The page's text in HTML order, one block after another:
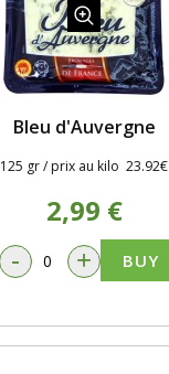
Bleu d'Auvergne
125 gr / prix au kilo 23.92€
2,99 €
- + BUY